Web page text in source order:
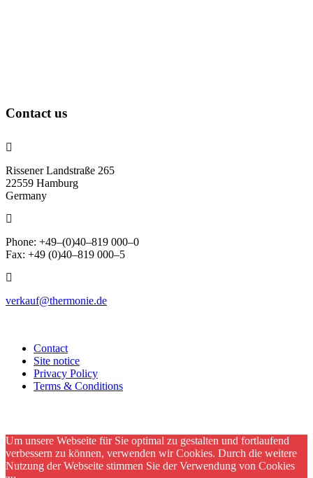
Contact us
Rissener Landstraße 265
22559 Hamburg
Germany
Phone: +49–(0)40–819 000–0
Fax: +49 (0)40–819 000–5
verkauf@thermonie.de
Contact
Site notice
Privacy Policy
Terms & Conditions
Um unsere Webseite für Sie optimal zu gestalten und fortlaufend
verbessern zu können, verwenden wir Cookies. Durch die weitere
Nutzung der Webseite stimmen Sie der Verwendung von Cookies